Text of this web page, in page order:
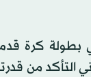
بطولة كرة
التأكد من